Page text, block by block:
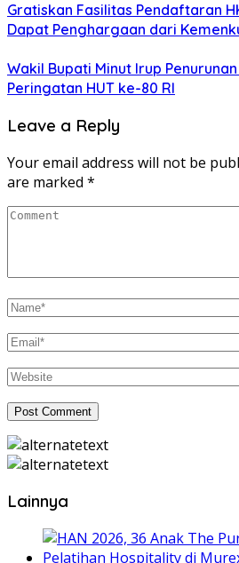
Gratiskan Fasilitas Pendaftaran
Dapat Penghargaan dari
Wakil Bupati Minut Irup
Peringatan HUT ke-80 RI
Leave a Reply
Your email address will not be
are marked *
Lainnya